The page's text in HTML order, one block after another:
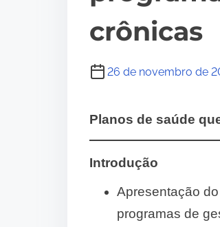
crônicas
26 de novembro de
Planos de saúde
Introdução
Apresentação
programas de